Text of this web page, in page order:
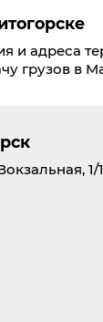
и адреса
грузов в
1/